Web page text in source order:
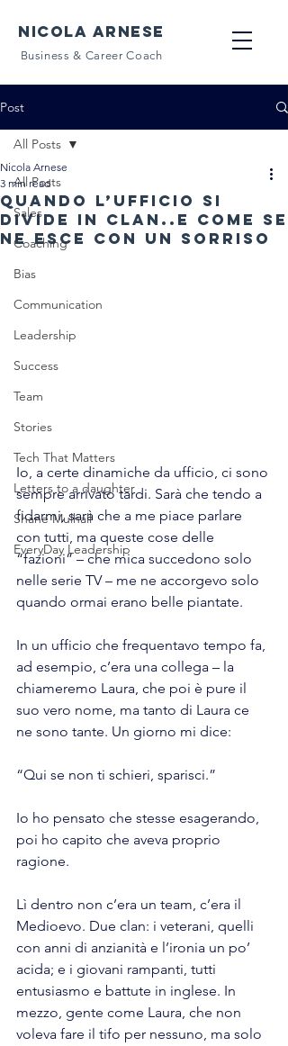
NICOLA ARNESE
Business & Career Coach
Post
All Posts
Sales
Coaching
Bias
Communication
Leadership
Success
Team
Stories
Tech That Matters
Letters to a daughter
Shane Mulhall
EveryDay Leadership
All Posts
Quando l’ufficio si
divide in clan..e come se
ne esce con un sorriso
Nicola Arnese
3 min read
Io, a certe dinamiche da ufficio, ci sono
sempre arrivato tardi. Sarà che tendo a
fidarmi, sarà che a me piace parlare
con tutti, ma queste cose delle
“fazioni” – che mica succedono solo
nelle serie TV – me ne accorgevo solo
quando ormai erano belle piantate.
In un ufficio che frequentavo tempo fa,
ad esempio, c’era una collega – la
chiameremo Laura, che poi è pure il
suo vero nome, ma tanto di Laura ce
ne sono tante. Un giorno mi dice:
“Qui se non ti schieri, sparisci.”
Io ho pensato che stesse esagerando,
poi ho capito che aveva proprio
ragione.
Lì dentro non c’era un team, c’era il
Medioevo. Due clan: i veterani, quelli
con anni di anzianità e l’ironia un po’
acida; e i giovani rampanti, tutti
entusiasmo e battute in inglese. In
mezzo, gente come Laura, che non
voleva fare il tifo per nessuno, ma solo